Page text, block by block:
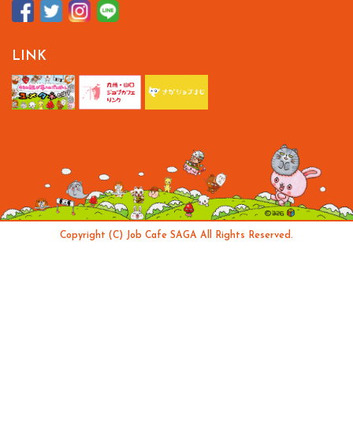
LINK
Copyright (C) Job Cafe SAGA All Rights Reserved.